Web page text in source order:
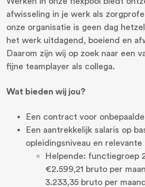
afwisseling in je werk als
onze organisatie is geen dag
het werk uitdagend, boeiend en
Daarom zijn wij op zoek naar een
fijne teamplayer als collega.
Wat bieden wij jou?
Een contract voor
Een aantrekkelijk salaris op
opleidingsniveau en relevante
Helpende: functiegroep
€2.599,21 bruto per
3.233,35 bruto per